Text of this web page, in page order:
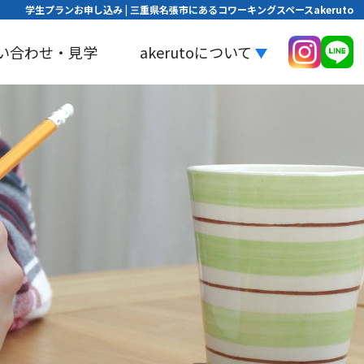
学生プランお申し込み | 三重県名張市にあるコワーキングスペースakeruto
合わせ・見学 akerutoについて